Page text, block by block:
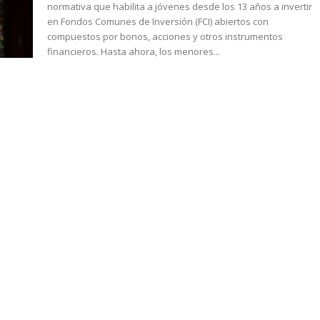
normativa que habilita a jóvenes desde los 13 años a invertir
en Fondos Comunes de Inversión (FCI) abiertos con
compuestos por bonos, acciones y otros instrumentos
financieros. Hasta ahora, los menores...